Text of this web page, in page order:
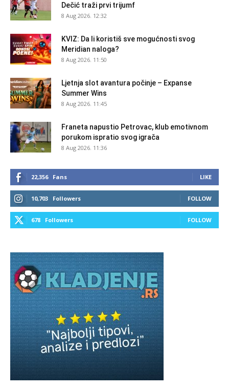
Dečić traži prvi trijumf
8 Aug 2026. 12:32
KVIZ: Da li koristiš sve mogućnosti svog
Meridian naloga?
8 Aug 2026. 11:50
Ljetnja slot avantura počinje – Expanse
Summer Wins
8 Aug 2026. 11:45
Franeta napustio Petrovac, klub emotivnom
porukom ispratio svog igrača
8 Aug 2026. 11:36
22,356 Fans LIKE
10,703 Followers FOLLOW
678 Followers FOLLOW